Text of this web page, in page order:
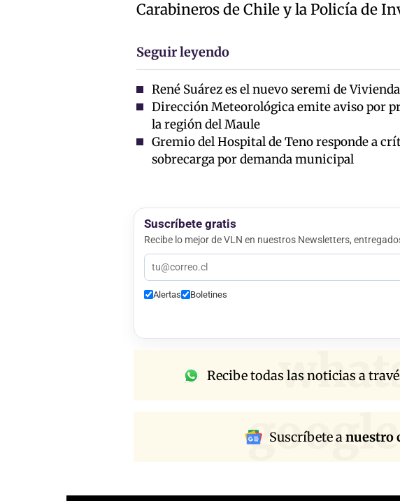
Carabineros de Chile y la Policía de
Seguir leyendo
René Suárez es el nuevo seremi de
Dirección Meteorológica emite aviso por
la región del Maule
Gremio del Hospital de Teno responde a
sobrecarga por demanda municipal
Suscríbete gratis
Recibe lo mejor de VLN en nuestros Newsletters,
Alertas Boletines
Recibe todas las noticias a
Suscríbete anuestro